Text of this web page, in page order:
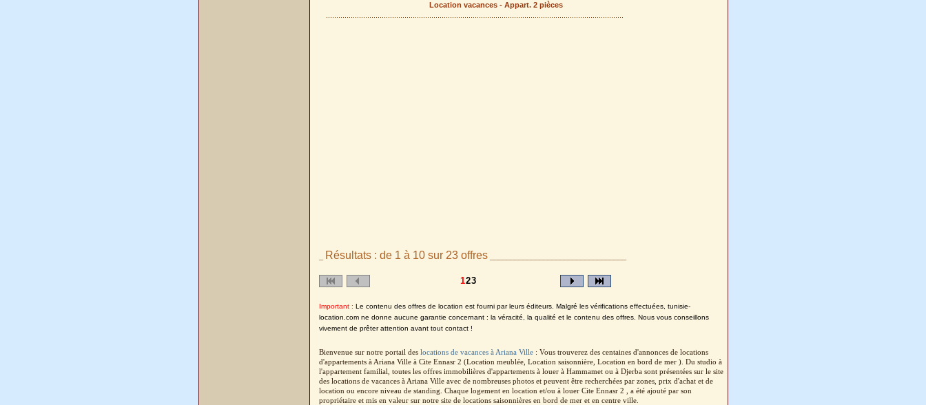
Location vacances - Appart. 2 pièces
Résultats : de 1 à 10 sur 23 offres_________________________________
123
Important : Le contenu des offres de location est fourni par leurs éditeurs. Malgré les vérifications effectuées, tunisie-
location.com ne donne aucune garantie concernant : la véracité, la qualité et le contenu des offres. Nous vous conseillons
vivement de prêter attention avant tout contact !
Bienvenue sur notre portail des locations de vacances à Ariana Ville : Vous trouverez des centaines d'annonces de locations
d'appartements à Ariana Ville à Cite Ennasr 2 (Location meublée, Location saisonnière, Location en bord de mer ). Du studio à
l'appartement familial, toutes les offres immobilières d'appartements à louer à Hammamet ou à Djerba sont présentées sur le site
des locations de vacances à Ariana Ville avec de nombreuses photos et peuvent être recherchées par zones, prix d'achat et de
location ou encore niveau de standing. Chaque logement en location et/ou à louer Cite Ennasr 2 , a été ajouté par son
propriétaire et mis en valeur sur notre site de locations saisonnières en bord de mer et en centre ville.